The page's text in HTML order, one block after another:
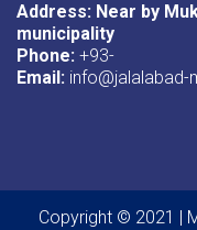
Address: Near by
municipality
Phone: +93-
Email: info@jalalabad-
Copyright © 2021 |